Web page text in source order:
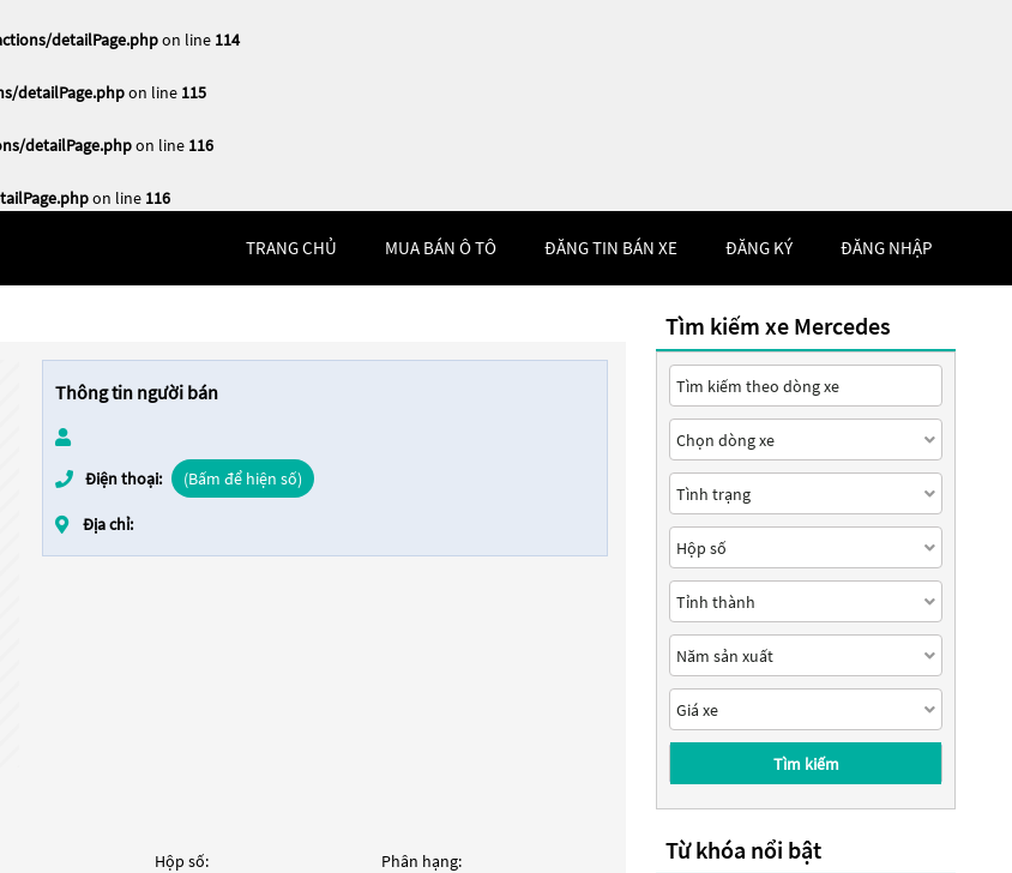
detailPage.phpon line 114
detailPage.phpon line 115
detailPage.phpon line 116
on line 116
TRANG CHỦ MUA BÁN Ô TÔ ĐĂNG TIN BÁN XE ĐĂNG KÝ ĐĂNG NHẬP
Thông tin người bán
Điện thoại: (Bấm để hiện số)
Địa chỉ:
Hộp số: Phân hạng:
Tìm kiếm xe Mercedes
Tìm kiếm
Từ khóa nổi bật